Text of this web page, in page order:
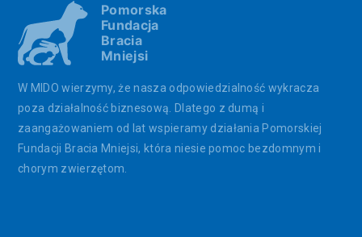
Pomorska
Fundacja
Bracia
Mniejsi
W MIDO wierzymy, że nasza odpowiedzialność wykracza
poza działalność biznesową. Dlatego z dumą i
zaangażowaniem od lat wspieramy działania Pomorskiej
Fundacji Bracia Mniejsi, która niesie pomoc bezdomnym i
chorym zwierzętom.